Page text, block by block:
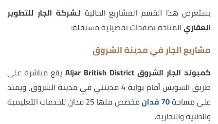
يستعرض هذا القسم المشاريع الحالية لـشركة الجار للتطوير
العقاريالمتاحة بصفحات تفصيلية مستقلة:
مشاريع الجار في مدينة الشروق
كمبوند الجار الشروق Aljar British District
يقع مباشرة على
طريق السويس أمام بوابة 4 مدينتي في مدينة الشروق، ويمتد
على مساحة70 فدان
مخصص منها 25 فدان للخدمات التعليمية
والطبية والتجارية.